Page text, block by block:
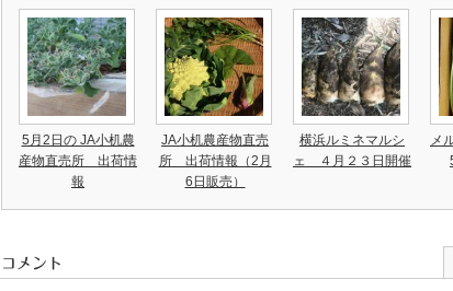
5月2日の JA小机農
産物直売所 出荷情
報
JA小机農産物直売
所 出荷情報（2月
6日販売）
横浜ルミネマルシ
ェ ４月２３日開催
メ
コメント